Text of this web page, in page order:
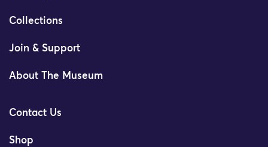
Collections
Join & Support
About The Museum
Contact Us
Shop